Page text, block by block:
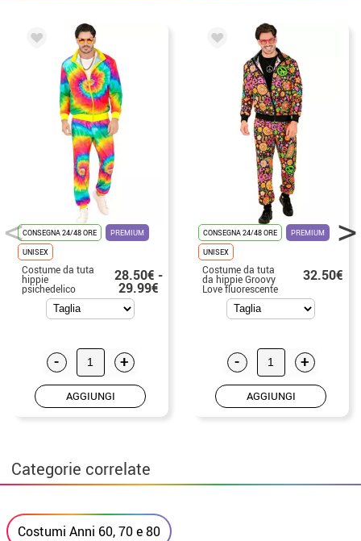
CONSEGNA 24/48 ORE
PREMIUM
UNISEX
Costume da tuta
hippie
psichedelico
fluorescente per
28.50€ -
29.99€
- +
AGGIUNGI
CONSEGNA 24/48 ORE
PREMIUM
UNISEX
Costume da tuta
da hippie Groovy
Love fluorescente
scuro per adulti
32.50€
- +
AGGIUNGI
Categorie correlate
Costumi Anni 60, 70 e 80